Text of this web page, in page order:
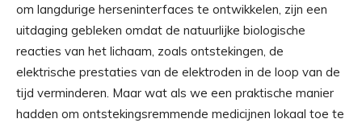
om langdurige herseninterfaces te ontwikkelen, zijn een
uitdaging gebleken omdat de natuurlijke biologische
reacties van het lichaam, zoals ontstekingen, de
elektrische prestaties van de elektroden in de loop van de
tijd verminderen. Maar wat als we een praktische manier
hadden om ontstekingsremmende medicijnen lokaal toe te